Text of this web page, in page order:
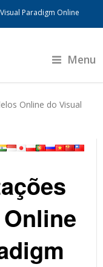
Visual Paradigm Online
Menu
Online do Visual